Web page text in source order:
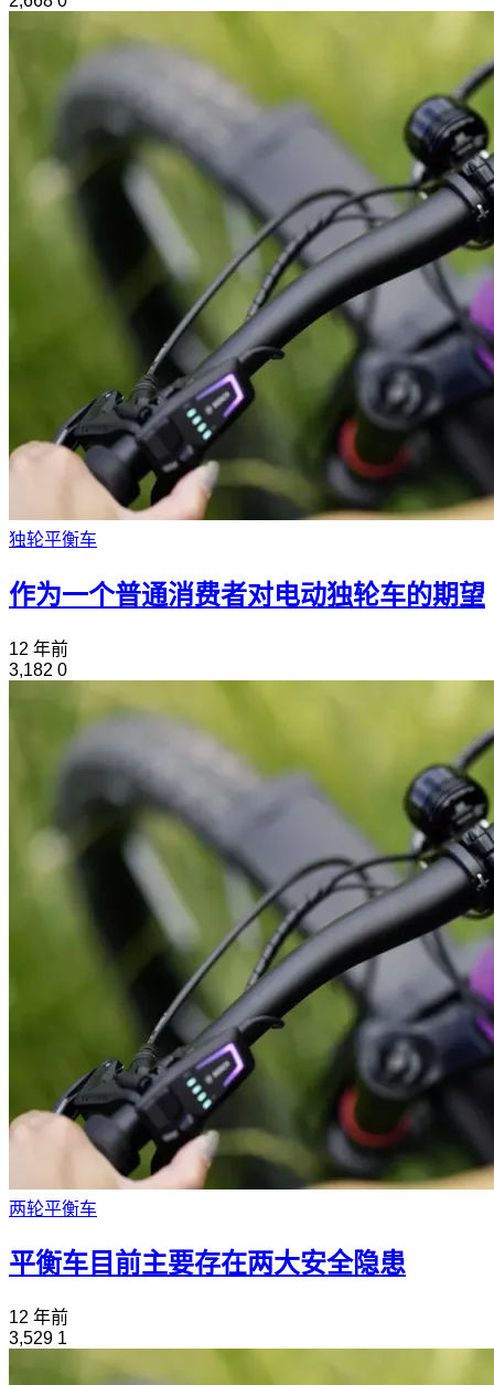
独轮平衡车
作为一个普通消费者对电动独轮车的期望
12 年前
3,182 0
两轮平衡车
平衡车目前主要存在两大安全隐患
12 年前
3,529 1